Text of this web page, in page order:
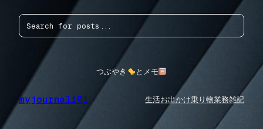
検
索
つぶやき とメモ
myjournal101 生活お出かけ乗り物業務雑記